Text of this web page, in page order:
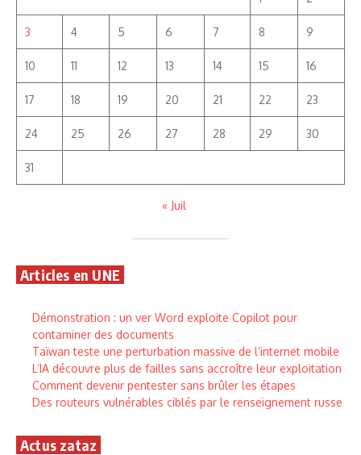
3 4 5 6 7 8 9
10 11 12 13 14 15 16
17 18 19 20 21 22 23
24 25 26 27 28 29 30
31
« Juil
Articles en UNE
Démonstration : un ver Word exploite Copilot pour
contaminer des documents
Taïwan teste une perturbation massive de l’internet mobile
L’IA découvre plus de failles sans accroître leur exploitation
Comment devenir pentester sans brûler les étapes
Des routeurs vulnérables ciblés par le renseignement russe
Actus zataz